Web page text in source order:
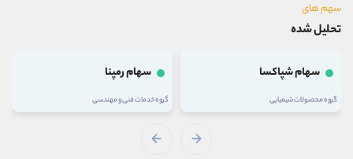
سهم های
تحلیل شده
سهام شپاکسا
گروه محصولات شیمیایی
سهام رمپنا
گروه خدمات فنی و مهندسی